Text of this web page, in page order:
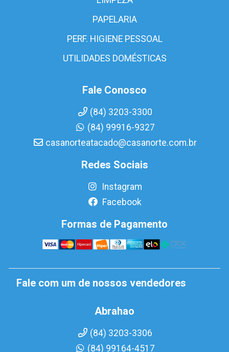
PAPELARIA
PERF. HIGIENE PESSOAL
UTILIDADES DOMÉSTICAS
Fale Conosco
(84) 3203-3300
(84) 99916-9327
casanorteatacado@casanorte.com.br
Redes Sociais
Instagram
Facebook
Formas de Pagamento
Fale com um de nossos vendedores
Abrahao
(84) 3203-3306
(84) 99164-4517